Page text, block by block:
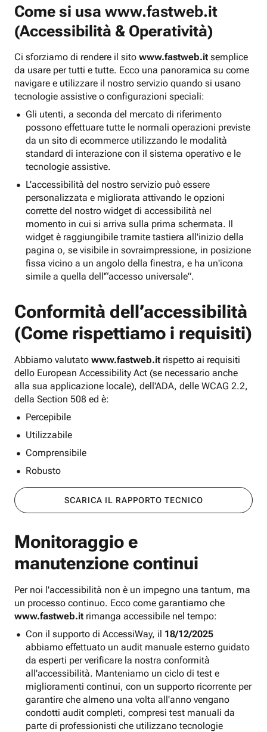
Come si usa www.fastweb.it
(Accessibilità & Operatività)
Ci sforziamo di rendere il sito www.fastweb.it semplice
da usare per tutti e tutte. Ecco una panoramica su come
navigare e utilizzare il nostro servizio quando si usano
tecnologie assistive o configurazioni speciali:
Gli utenti, a seconda del mercato di riferimento
possono effettuare tutte le normali operazioni previste
da un sito di ecommerce utilizzando le modalità
standard di interazione con il sistema operativo e le
tecnologie assistive.
L'accessibilità del nostro servizio può essere
personalizzata e migliorata attivando le opzioni
corrette del nostro widget di accessibilità nel
momento in cui si arriva sulla prima schermata. Il
widget è raggiungibile tramite tastiera all'inizio della
pagina o, se visibile in sovraimpressione, in posizione
fissa vicino a un angolo della finestra, e ha un'icona
simile a quella dell'“accesso universale”.
Conformità dell’accessibilità
(Come rispettiamo i requisiti)
Abbiamo valutato www.fastweb.it rispetto ai requisiti
dello European Accessibility Act (se necessario anche
alla sua applicazione locale), dell'ADA, delle WCAG 2.2,
della Section 508 ed è:
Percepibile
Utilizzabile
Comprensibile
Robusto
SCARICA IL RAPPORTO TECNICO
Monitoraggio e
manutenzione continui
Per noi l'accessibilità non è un impegno una tantum, ma
un processo continuo. Ecco come garantiamo che
www.fastweb.it rimanga accessibile nel tempo:
Con il supporto di AccessiWay, il 18/12/2025
abbiamo effettuato un audit manuale esterno guidato
da esperti per verificare la nostra conformità
all'accessibilità. Manteniamo un ciclo di test e
miglioramenti continui, con un supporto ricorrente per
garantire che almeno una volta all'anno vengano
condotti audit completi, compresi test manuali da
parte di professionisti che utilizzano tecnologie